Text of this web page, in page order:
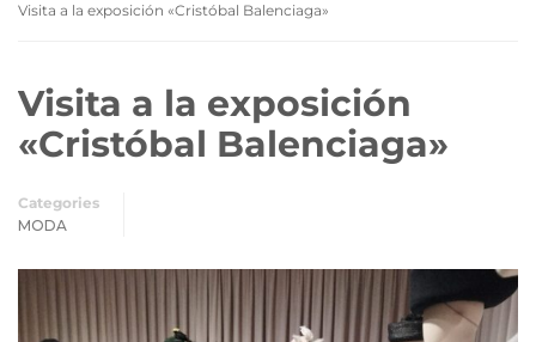
Visita a la exposición «Cristóbal Balenciaga»
Visita a la exposición
«Cristóbal Balenciaga»
Categories
MODA